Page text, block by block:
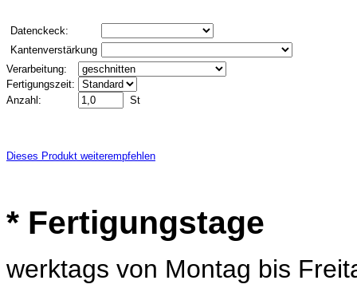
Datenckeck:
Kantenverstärkung
Verarbeitung:
Fertigungszeit:
Anzahl:
St
Dieses Produkt weiterempfehlen
* Fertigungstage
werktags von Montag bis